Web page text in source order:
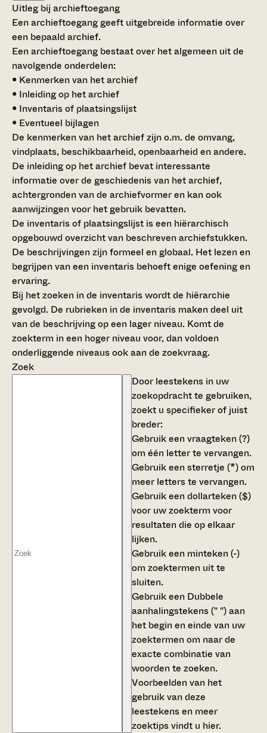
Uitleg bij archieftoegang
Een archieftoegang geeft uitgebreide informatie over
een bepaald archief.
Een archieftoegang bestaat over het algemeen uit de
navolgende onderdelen:
• Kenmerken van het archief
• Inleiding op het archief
• Inventaris of plaatsingslijst
• Eventueel bijlagen
De kenmerken van het archief zijn o.m. de omvang,
vindplaats, beschikbaarheid, openbaarheid en andere.
De inleiding op het archief bevat interessante
informatie over de geschiedenis van het archief,
achtergronden van de archiefvormer en kan ook
aanwijzingen voor het gebruik bevatten.
De inventaris of plaatsingslijst is een hiërarchisch
opgebouwd overzicht van beschreven archiefstukken.
De beschrijvingen zijn formeel en globaal. Het lezen en
begrijpen van een inventaris behoeft enige oefening en
ervaring.
Bij het zoeken in de inventaris wordt de hiërarchie
gevolgd. De rubrieken in de inventaris maken deel uit
van de beschrijving op een lager niveau. Komt de
zoekterm in een hoger niveau voor, dan voldoen
onderliggende niveaus ook aan de zoekvraag.
Zoek
Door leestekens in uw
zoekopdracht te gebruiken,
zoekt u specifieker of juist
breder:
Gebruik eenvraagteken (?)
om één letter te vervangen.
Gebruik eensterretje (*)om
meer letters te vervangen.
Gebruik eendollarteken ($)
voor uw zoekterm voor
resultaten die op elkaar
lijken.
Gebruik een minteken (-)
om zoektermen uit te
sluiten.
Gebruik een Dubbele
aanhalingstekens (" ")aan
het begin en einde van uw
zoektermen om naar de
exacte combinatie van
woorden te zoeken.
Voorbeelden van het
gebruik van deze
leestekens en meer
zoektips vindt u hier.